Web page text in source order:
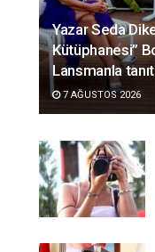
Yazar Seda
Kütüphanesi”
Lansmanla
7 AĞUSTOS 2026